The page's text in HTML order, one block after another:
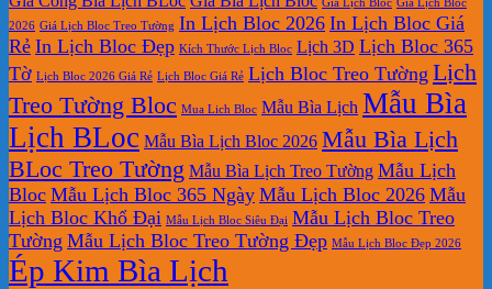
Giá Lịch Bloc Giá Lịch Bloc
2026 Giá Lịch Bloc Treo Tường In Lịch Bloc 2026 In Lịch Bloc Giá
Rẻ In Lịch Bloc Đẹp Kích Thước Lịch Bloc Lịch 3D Lịch Bloc 365
Tờ Lịch Bloc 2026 Giá Rẻ Lịch Bloc Giá Rẻ Lịch Bloc Treo Tường Lịch
Treo Tường Bloc Mua Lich Bloc Mẫu Bìa Lịch Mẫu Bìa
Lịch BLoc Mẫu Bìa Lịch Bloc 2026 Mẫu Bìa Lịch
BLoc Treo Tường Mẫu Bìa Lịch Treo Tường Mẫu Lịch
Bloc Mẫu Lịch Bloc 365 Ngày Mẫu Lịch Bloc 2026 Mẫu
Lịch Bloc Khổ Đại Mẫu Lịch Bloc Siêu Đại Mẫu Lịch Bloc Treo
Tường Mẫu Lịch Bloc Treo Tường Đẹp Mẫu Lịch Bloc Đẹp 2026
Ép Kim Bìa Lịch